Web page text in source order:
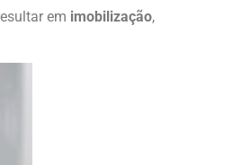
em imobilização,